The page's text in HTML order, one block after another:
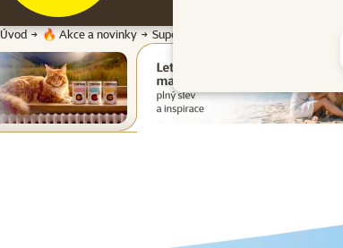
Úvod 🔥 Akce a novinky Super zoo magazín léto 2026